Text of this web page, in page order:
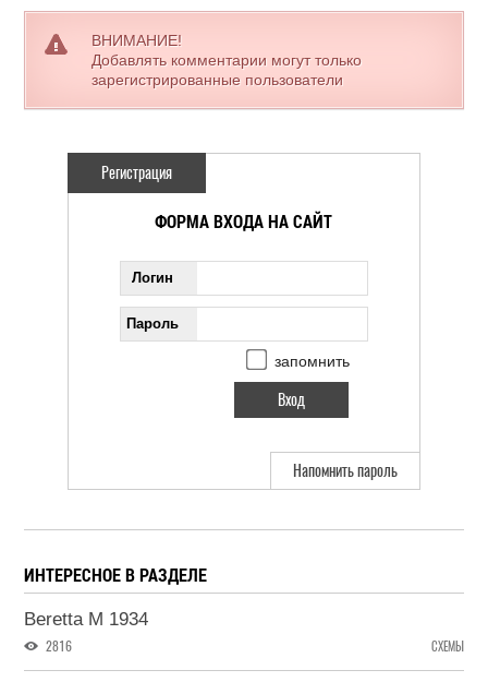
ВНИМАНИЕ!
Добавлять комментарии могут только
зарегистрированные пользователи
Регистрация
ФОРМА ВХОДА НА САЙТ
Логин
Пароль
запомнить
Напомнить пароль
ИНТЕРЕСНОЕ В РАЗДЕЛЕ
Beretta M 1934
2816 СХЕМЫ